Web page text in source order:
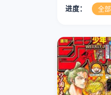
进度： 全部